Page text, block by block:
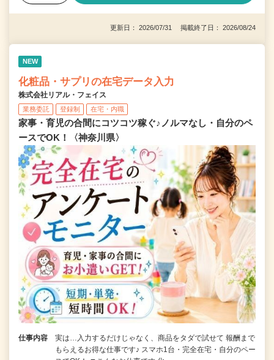
更新日： 2026/07/31 掲載終了日： 2026/08/24
NEW
化粧品・サプリの在宅データ入力
株式会社リアル・フェイス
業務委託 登録制 在宅・内職
家事・育児の合間にコツコツ稼ぐ♪ノルマなし・自分のペ
ースでOK！〈神奈川県〉
仕事内容
実は…入力するだけじゃなく、商品をタダで試せて 報酬まで
もらえるお得な仕事です♪ スマホ1台・完全在宅・自分のペー